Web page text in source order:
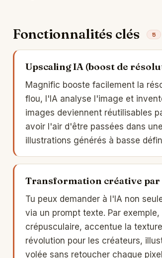
Fonctionnalités clés 5
Upscaling IA (boost de
Magnific booste facilement la
flou, l'IA analyse l'image et
images deviennent réutilisables
avoir l'air d'être passées dans
illustrations générés à basse
Transformation créative
Tu peux demander à l'IA non
via un prompt texte. Par
crépusculaire, accentue la
révolution pour les créateurs,
volée sans retoucher chaque